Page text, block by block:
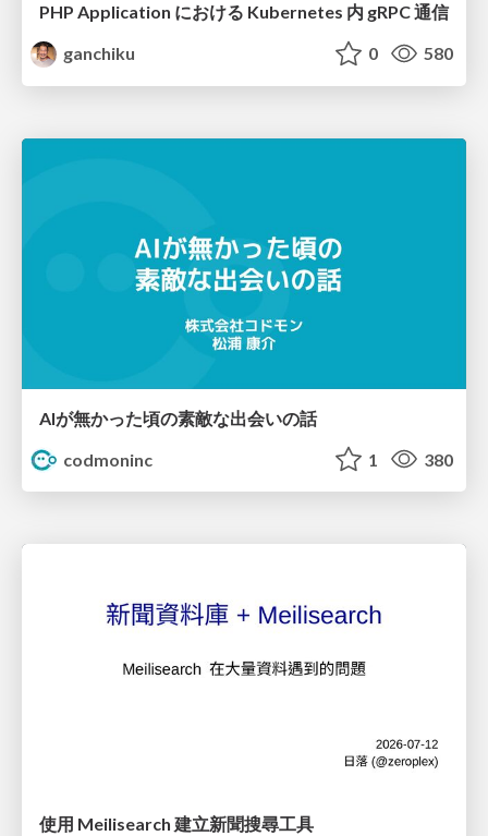
PHP Application における Kubernetes 内 gRPC 通信
ganchiku
0 580
AIが無かった頃の素敵な出会いの話
codmoninc
1 380
使用 Meilisearch 建立新聞搜尋工具